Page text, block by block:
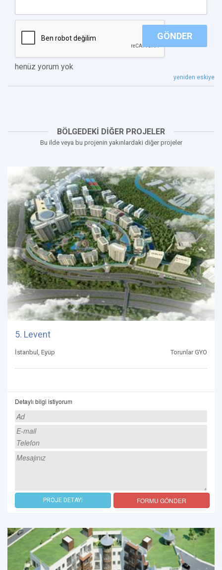
GÖNDER
henüz yorum yok
yeniden eskiye
BÖLGEDEKİ DİĞER PROJELER
Bu ilde veya bu projenin yakınlardaki diğer projeler
5. Levent
İstanbul, Eyüp Torunlar GYO
Detaylı bilgi istiyorum
PROJE DETAYI FORMU GÖNDER